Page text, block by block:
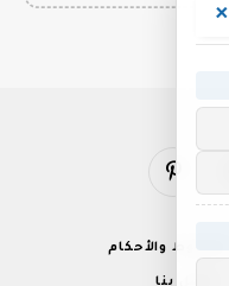
×
الانستغرامبينتيريست
الشروط والأحكام
اتصل بنا